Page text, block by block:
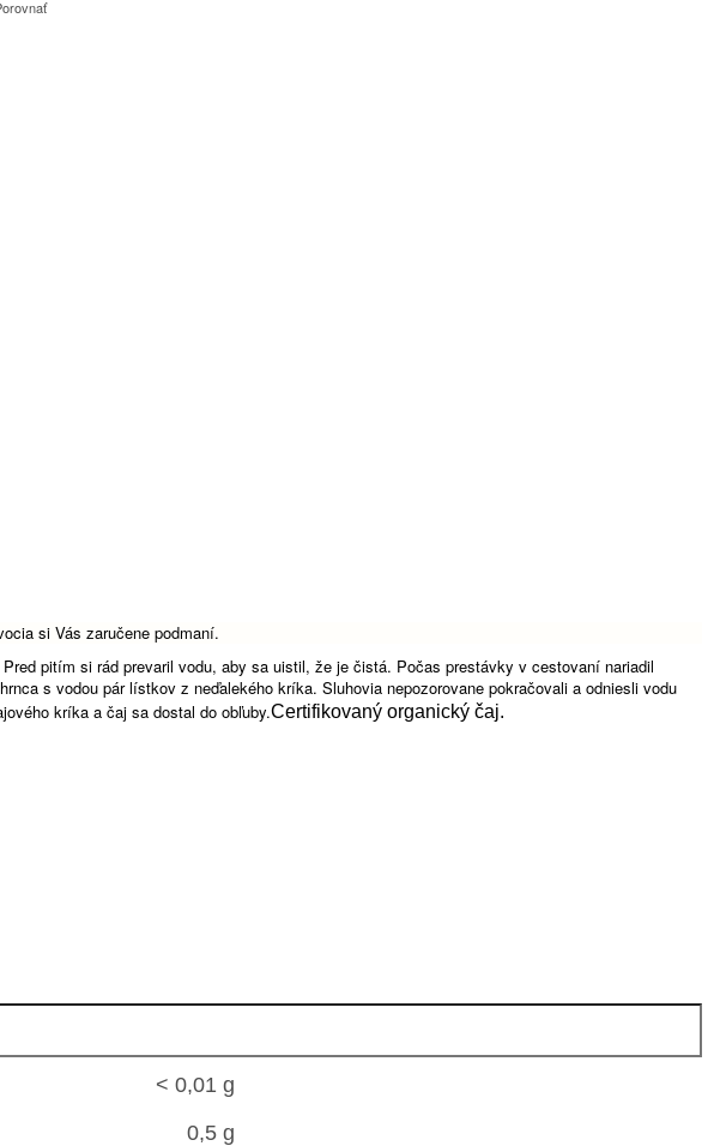
si Vás zaručene podmaní.
Pred pitím si rád prevaril vodu, aby sa uistil, že je čistá. Počas prestávky v cestovaní nariadil
s vodou pár lístkov z neďalekého kríka. Sluhovia nepozorovane pokračovali a odniesli vodu
kríka a čaj sa dostal do obľuby.Certifikovaný organický čaj.
< 0,01 g
0,5 g